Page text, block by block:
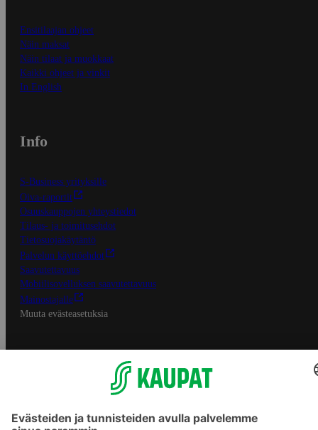
Ensitilaajan ohjeet
Näin maksat
Näin tilaat ja muokkaat
Kaikki ohjeet ja vinkit
In English
Info
S-Business yrityksille
Oiva-raportit
Osuuskauppojen yhteystiedot
Tilaus- ja toimitusehdot
Tietosuojakäytäntö
Palvelun käyttöehdot
Saavutettavuus
Mobiilisovelluksen saavutettavuus
Mainostajalle
Muuta evästeasetuksia
S-ryhmän palvelut
Asiakasomistajuus